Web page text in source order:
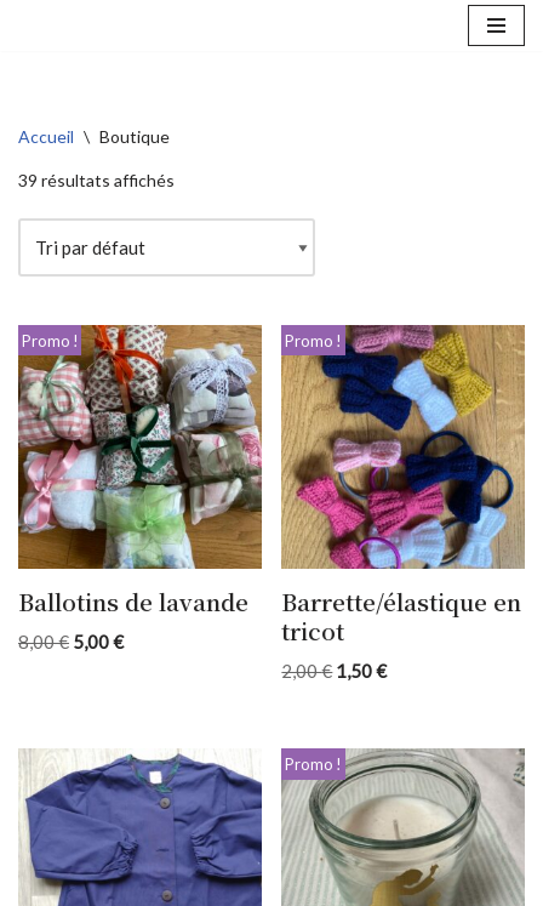
Accueil \ Boutique
39 résultats affichés
Promo !
Ballotins de lavande
8,00€ 5,00€
Promo !
Barrette/élastique en
tricot
2,00€ 1,50€
Promo !